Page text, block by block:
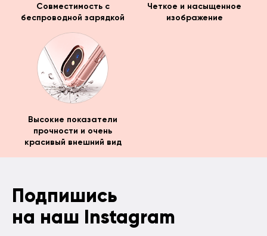
Совместимость с
беспроводной зарядкой
Четкое и насыщенное
изображение
Высокие показатели
прочности и очень
красивый внешний вид
Подпишись
на наш Instagram